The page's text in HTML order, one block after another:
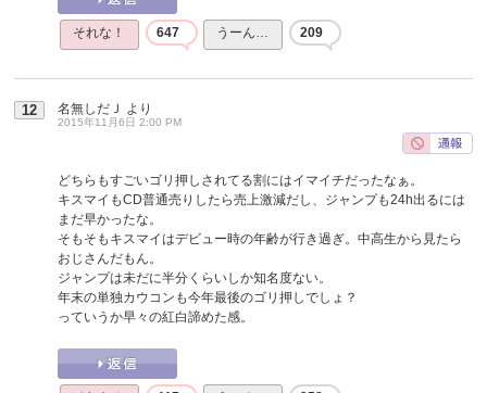
それな！ 647 うーん… 209
12 名無しだＪ より
2015年11月6日 2:00 PM
どちらもすごいゴリ押しされてる割にはイマイチだったなぁ。
キスマイもCD普通売りしたら売上激減だし、ジャンプも24h出るには
まだ早かったな。
そもそもキスマイはデビュー時の年齢が行き過ぎ。中高生から見たら
おじさんだもん。
ジャンプは未だに半分くらいしか知名度ない。
年末の単独カウコンも今年最後のゴリ押しでしょ？
っていうか早々の紅白諦めた感。